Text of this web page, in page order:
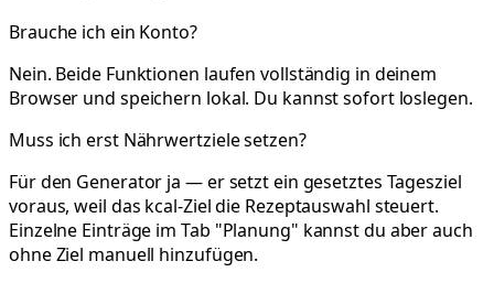
Brauche ich ein Konto?
Nein. Beide Funktionen laufen vollständig in deinem
Browser und speichern lokal. Du kannst sofort loslegen.
Muss ich erst Nährwertziele setzen?
Für den Generator ja — er setzt ein gesetztes Tagesziel
voraus, weil das kcal-Ziel die Rezeptauswahl steuert.
Einzelne Einträge im Tab "Planung" kannst du aber auch
ohne Ziel manuell hinzufügen.